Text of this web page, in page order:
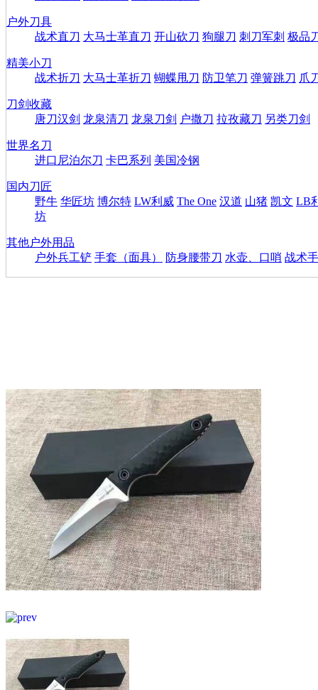
户外刀具
战术直刀 大马士革直刀 开山砍刀 狗腿刀 刺刀军刺 极品
精美小刀
战术折刀 大马士革折刀 蝴蝶甩刀 防卫笔刀 弹簧跳刀 爪
刀剑收藏
唐刀汉剑 龙泉清刀 龙泉刀剑 户撒刀 拉孜藏刀 另类刀剑
世界名刀
进口尼泊尔刀 卡巴系列 美国冷钢
国内刀匠
野牛 华匠坊 博尔特 LW利威 The One 汉道 山猪 凯文 LB
坊
其他户外用品
户外兵工铲 手套（面具） 防身腰带刀 水壶、口哨 战术